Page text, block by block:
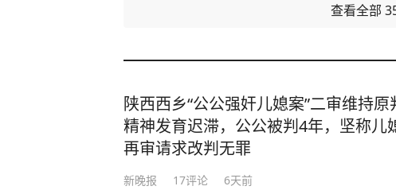
查看全部
陕西西乡“公公强奸儿媳案”二审维持
精神发育迟滞，公公被判4年，坚称儿
再审请求改判无罪
新晚报 17评论 6天前